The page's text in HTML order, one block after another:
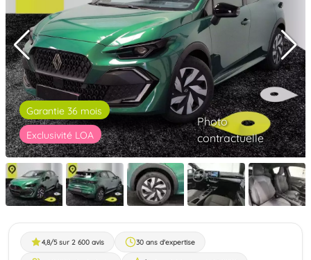
Garantie 36 mois
Exclusivité LOA
Photo
contractuelle
4,8/5 sur 2 600 avis 30 ans d'expertise